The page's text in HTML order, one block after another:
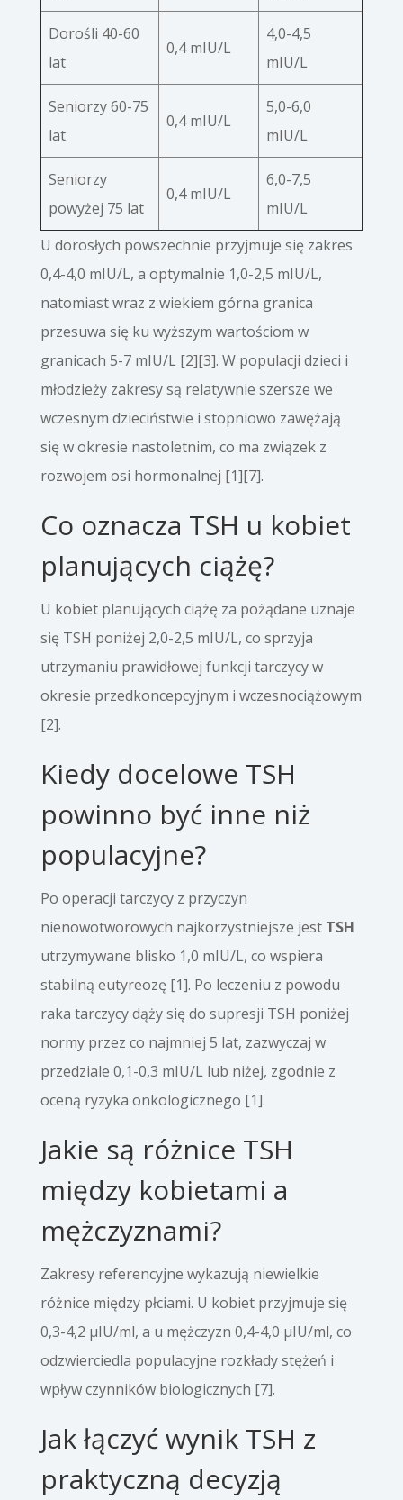
Dorośli 40-60
lat
0,4 mIU/L
4,0-4,5
mIU/L
Seniorzy 60-75
lat
0,4 mIU/L
5,0-6,0
mIU/L
Seniorzy
powyżej 75 lat
0,4 mIU/L
6,0-7,5
mIU/L
U dorosłych powszechnie przyjmuje się zakres
0,4-4,0 mIU/L, a optymalnie 1,0-2,5 mIU/L,
natomiast wraz z wiekiem górna granica
przesuwa się ku wyższym wartościom w
granicach 5-7 mIU/L [2][3]. W populacji dzieci i
młodzieży zakresy są relatywnie szersze we
wczesnym dzieciństwie i stopniowo zawężają
się w okresie nastoletnim, co ma związek z
rozwojem osi hormonalnej [1][7].
Co oznacza TSH u kobiet
planujących ciążę?
U kobiet planujących ciążę za pożądane uznaje
się TSH poniżej 2,0-2,5 mIU/L, co sprzyja
utrzymaniu prawidłowej funkcji tarczycy w
okresie przedkoncepcyjnym i wczesnociążowym
[2].
Kiedy docelowe TSH
powinno być inne niż
populacyjne?
Po operacji tarczycy z przyczyn
nienowotworowych najkorzystniejsze jest TSH
utrzymywane blisko 1,0 mIU/L, co wspiera
stabilną eutyreozę [1]. Po leczeniu z powodu
raka tarczycy dąży się do supresji TSH poniżej
normy przez co najmniej 5 lat, zazwyczaj w
przedziale 0,1-0,3 mIU/L lub niżej, zgodnie z
oceną ryzyka onkologicznego [1].
Jakie są różnice TSH
między kobietami a
mężczyznami?
Zakresy referencyjne wykazują niewielkie
różnice między płciami. U kobiet przyjmuje się
0,3-4,2 µIU/ml, a u mężczyzn 0,4-4,0 µIU/ml, co
odzwierciedla populacyjne rozkłady stężeń i
wpływ czynników biologicznych [7].
Jak łączyć wynik TSH z
praktyczną decyzją